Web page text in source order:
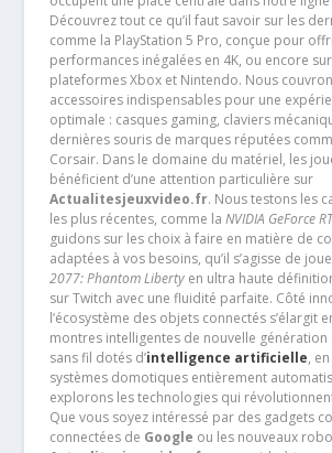
Découvrez tout ce qu’il faut savoir sur les
comme la PlayStation 5 Pro, conçue pour
performances inégalées en 4K, ou encore
plateformes Xbox et Nintendo. Nous
accessoires indispensables pour une
optimale : casques gaming, claviers
dernières souris de marques réputées
Corsair. Dans le domaine du matériel, les
bénéficient d’une attention particulière sur
Actualitesjeuxvideo.fr. Nous testons les
les plus récentes, comme la NVIDIA GeForce
guidons sur les choix à faire en matière de
adaptées à vos besoins, qu’il s’agisse de
2077: Phantom Libertyen ultra haute
sur Twitch avec une fluidité parfaite. Côté
l’écosystème des objets connectés s’élargit
montres intelligentes de nouvelle génération
sans fil dotés d’intelligence artificielle,
systèmes domotiques entièrement
explorons les technologies qui
Que vous soyez intéressé par des gadgets
connectées de Google ou les nouveaux